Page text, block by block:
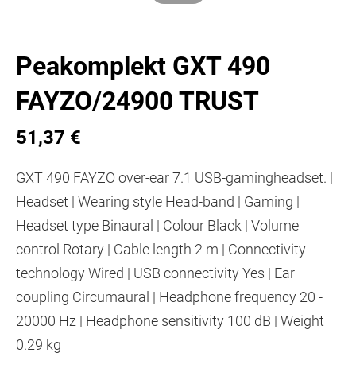
Peakomplekt GXT 490
FAYZO/24900 TRUST
51,37 €
GXT 490 FAYZO over-ear 7.1 USB-gamingheadset. |
Headset | Wearing style Head-band | Gaming |
Headset type Binaural | Colour Black | Volume
control Rotary | Cable length 2 m | Connectivity
technology Wired | USB connectivity Yes | Ear
coupling Circumaural | Headphone frequency 20 -
20000 Hz | Headphone sensitivity 100 dB | Weight
0.29 kg